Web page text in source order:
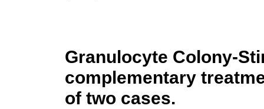
Granulocyte Colony-
complementary
of two cases.